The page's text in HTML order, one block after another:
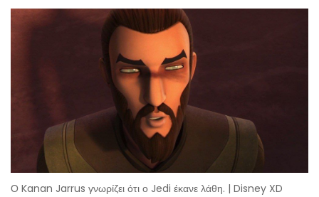
Ο Kanan Jarrus γνωρίζει ότι ο Jedi έκανε λάθη. | Disney XD